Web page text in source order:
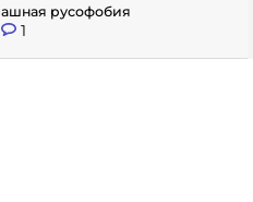
русофобия
1